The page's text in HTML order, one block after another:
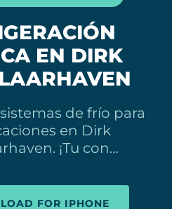
EN DIRK
de frío para
en Dirk
¡Tu con…
FOR IPHONE